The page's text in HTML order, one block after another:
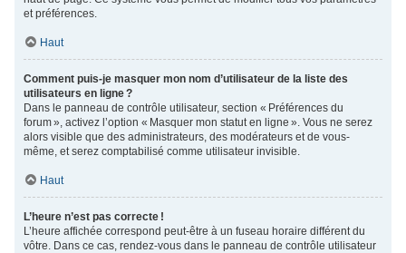
et préférences.
Haut
Comment puis-je masquer mon nom d’utilisateur de la liste des
utilisateurs en ligne ?
Dans le panneau de contrôle utilisateur, section « Préférences du
forum », activez l’option « Masquer mon statut en ligne ». Vous ne serez
alors visible que des administrateurs, des modérateurs et de vous-
même, et serez comptabilisé comme utilisateur invisible.
Haut
L’heure n’est pas correcte !
L’heure affichée correspond peut-être à un fuseau horaire différent du
vôtre. Dans ce cas, rendez-vous dans le panneau de contrôle utilisateur